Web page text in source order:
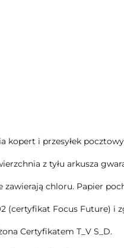
kopert i przesyłek
z tyłu arkusza
chloru. Papier
Focus Future) i
Certyfikatem T_V S_D.